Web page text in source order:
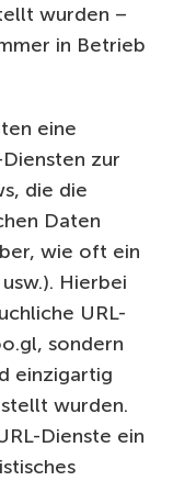
wurden –
in Betrieb
eine
zur
die die
Daten
wie oft ein
Hierbei
URL-
sondern
einzigartig
wurden.
Dienste ein